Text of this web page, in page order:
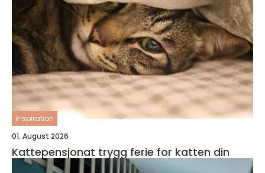
inspiration
01. August 2026
Kattepensjonat trygg ferie for katten din